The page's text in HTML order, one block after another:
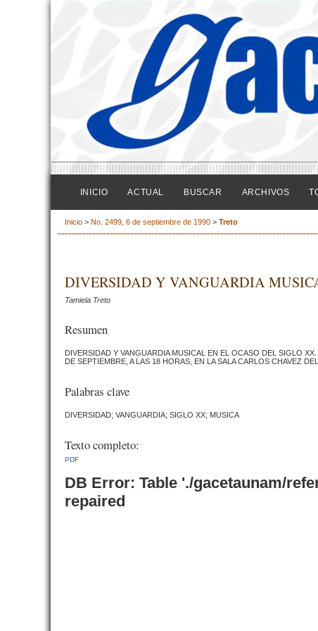
INICIO ACTUAL BUSCAR ARCHIVOS
Inicio > No. 2499, 6 de septiembre de 1990 > Treto
DIVERSIDAD Y VANGUARDIA
Tamiela Treto
Resumen
DIVERSIDAD Y VANGUARDIA MUSICAL EN EL OCASO DEL SIGLO
DE SEPTIEMBRE, A LAS 18 HORAS, EN LA SALA CARLOS CHAVEZ
Palabras clave
DIVERSIDAD; VANGUARDIA; SIGLO XX; MUSICA
Texto completo:
PDF
DB Error: Table './gacetaunam/
repaired